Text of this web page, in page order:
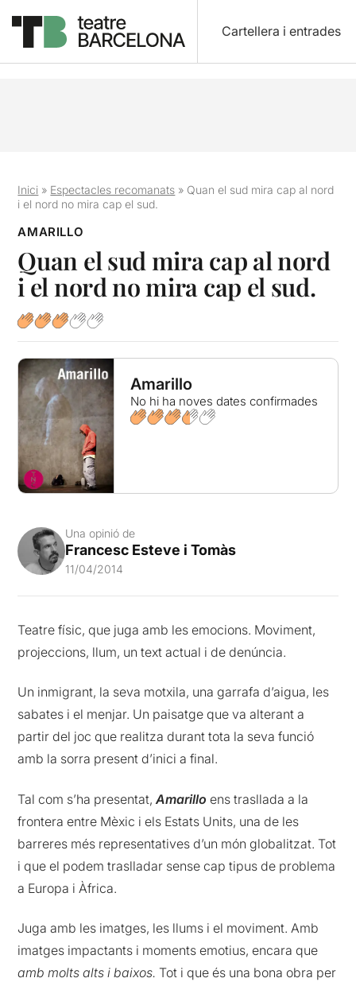
Cartellera i entrades
Inici » Espectacles recomanats » Quan el sud mira cap al nord
i el nord no mira cap el sud.
AMARILLO
Quan el sud mira cap al nord
i el nord no mira cap el sud.
Amarillo
No hi ha noves dates confirmades
Una opinió de
Francesc Esteve i Tomàs
11/04/2014
Teatre físic, que juga amb les emocions. Moviment,
projeccions, llum, un text actual i de denúncia.
Un inmigrant, la seva motxila, una garrafa d’aigua, les
sabates i el menjar. Un paisatge que va alterant a
partir del joc que realitza durant tota la seva funció
amb la sorra present d’inici a final.
Tal com s’ha presentat,Amarillo ens trasllada a la
frontera entre Mèxic i els Estats Units, una de les
barreres més representatives d’un món globalitzat. Tot
i que el podem traslladar sense cap tipus de problema
a Europa i Àfrica.
Juga amb les imatges, les llums i el moviment. Amb
imatges impactants i moments emotius, encara que
amb molts alts i baixos. Tot i que és una bona obra per